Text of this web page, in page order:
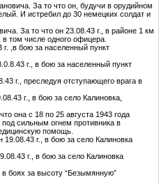
За то что он, будучи в орудийном
И истребил до 30 немецких солдат и
За то что он 23.08.43 г., в районе 1 км
том числе одного офицера.
,в бою за населенный пункт
г., в бою за населенный пункт
г., преследуя отступающего врага в
г., в бою за село Калиновка,
она с 18 по 25 августа 1943 года
сильным огнем противника в
помощь.
г., в бою за село Калиновка
г., в бою за село Калиновка
боях за высоту “Безымянную”